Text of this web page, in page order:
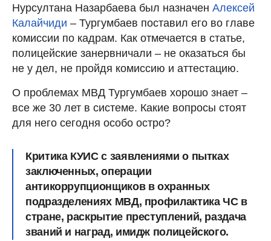
Нурсултана Назарбаева был назначен Алексей
Калайчиди – Тургумбаев поставил его во главе
комиссии по кадрам. Как отмечается в статье,
полицейские занервничали – не оказаться бы
не у дел, не пройдя комиссию и аттестацию.
О проблемах МВД Тургумбаев хорошо знает –
все же 30 лет в системе. Какие вопросы стоят
для него сегодня особо остро?
Критика КУИС с заявлениями о пытках
заключенных, операции
антикоррупционщиков в охранных
подразделениях МВД, профилактика ЧС в
стране, раскрытие преступлений, раздача
званий и наград, имидж полицейского.